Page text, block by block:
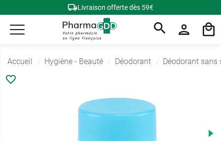
Livraison offerte dès 59€
Accueil Hygiène - Beauté Déodorant Déodorant